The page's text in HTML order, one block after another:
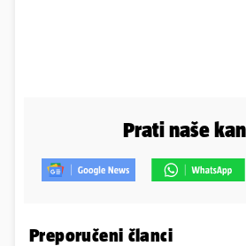
Prati naše
Preporučeni članci